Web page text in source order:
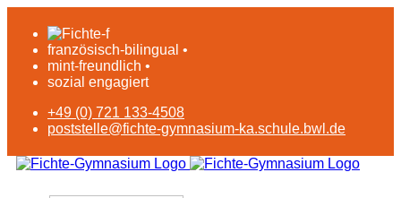
französisch-bilingual •
mint-freundlich •
sozial engagiert
+49 (0) 721 133-4508
poststelle@fichte-gymnasium-ka.schule.bwl.de